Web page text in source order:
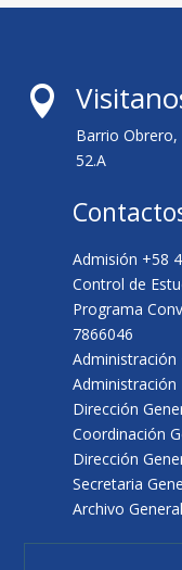

Barrio Obrero,
52.A
Admisión +58
Control de
Programa
7866046
Administración
Administración
Dirección
Coordinación
Dirección
Secretaria
Archivo